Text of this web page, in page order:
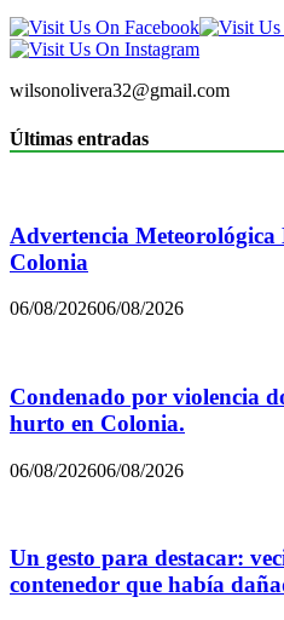
wilsonolivera32@gmail.com
Últimas entradas
Advertencia
Colonia
06/08/202606/08/2026
Condenado por violencia
hurto en Colonia.
06/08/202606/08/2026
Un gesto para destacar:
contenedor que había